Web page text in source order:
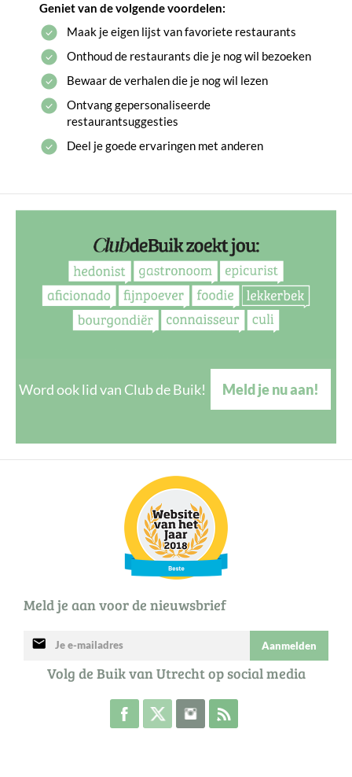
Geniet van de volgende voordelen:
Maak je eigen lijst van favoriete restaurants
Onthoud de restaurants die je nog wil bezoeken
Bewaar de verhalen die je nog wil lezen
Ontvang gepersonaliseerde
restaurantsuggesties
Deel je goede ervaringen met anderen
Word ook lid van Club de Buik! Meld je nu aan!
Meld je aan voor de nieuwsbrief
mail Aanmelden
Volg de Buik van Utrecht op social media
Volg de Buik op Facebook
Volg de Buik op Twitter
Volg de Buik op Instagram